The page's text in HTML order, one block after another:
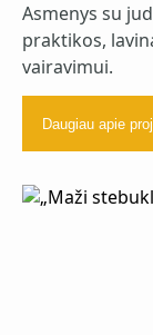
Asmenys su
praktikos,
vairavimui.
Daugiau apie